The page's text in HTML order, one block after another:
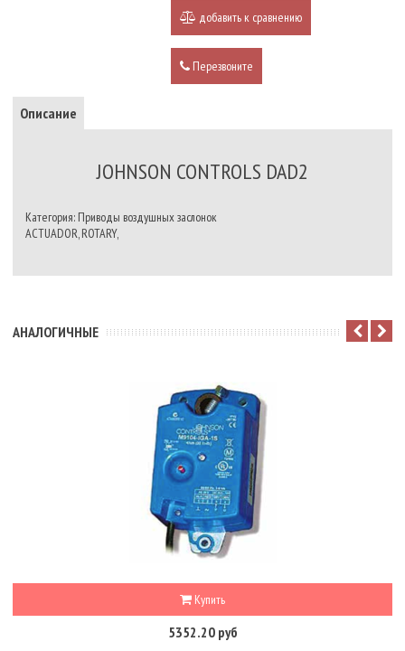
добавить к сравнению
Перезвоните
Описание
JOHNSON CONTROLS DAD2
Категория: Приводы воздушных заслонок
ACTUADOR, ROTARY,
АНАЛОГИЧНЫЕ
Купить
5352.20 руб